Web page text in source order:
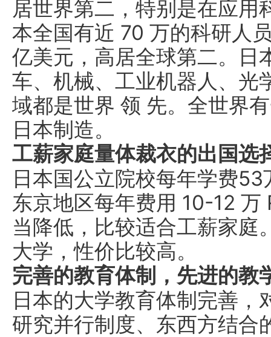
居世界第二，特别是在应用
本全国有近 70 万的科研人
亿美元，高居全球第二。日
车、机械、工业机器人、光
域都是世界 领 先。全世界
日本制造。
工薪家庭量体裁衣的出国选
日本国公立院校每年学费
东京地区每年费用 10-12
当降低，比较适合工薪家庭
大学，性价比较高。
完善的教育体制，先进的教
日本的大学教育体制完善
研究并行制度、东西方结合